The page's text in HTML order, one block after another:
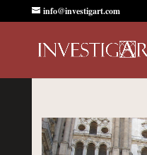
info@investigart.com